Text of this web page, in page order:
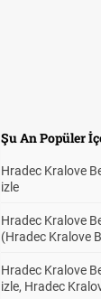
Şu An Popüler
Hradec Kralove
izle
Hradec Kralove
(Hradec Kralove
Hradec Kralove
izle, Hradec